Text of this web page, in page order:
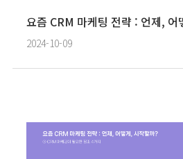
요즘 CRM 마케팅 전략 : 언제,
2024-10-09